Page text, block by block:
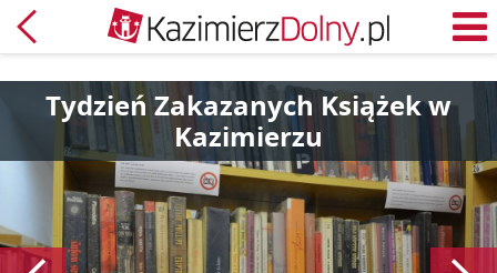
Powrót
Tydzień Zakazanych Książek w
Kazimierzu